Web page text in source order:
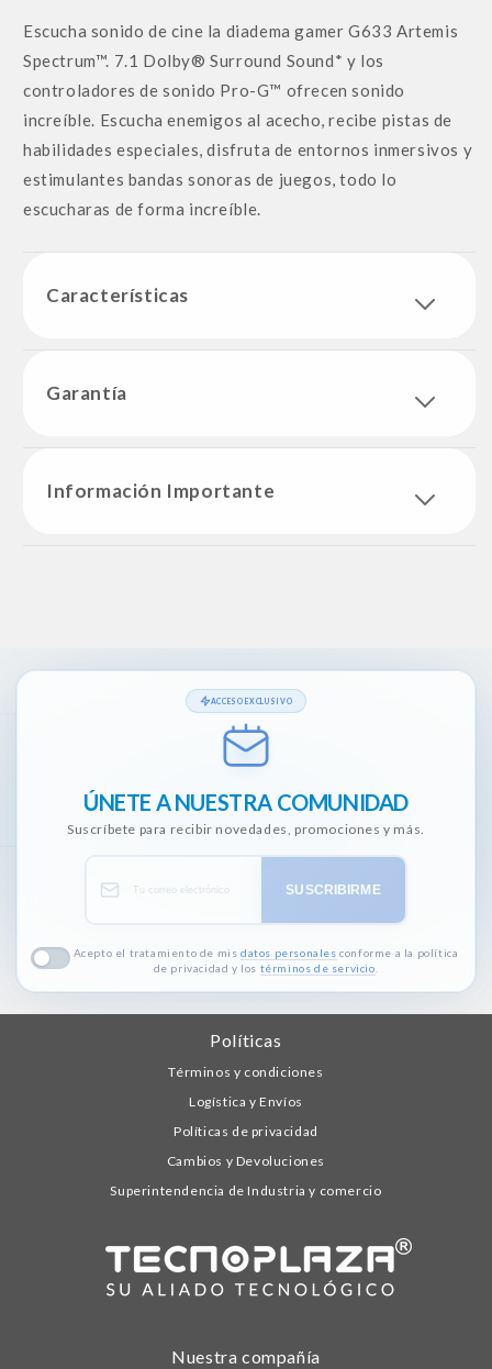
Escucha sonido de cine la diadema gamer G633 Artemis
Spectrum™. 7.1 Dolby® Surround Sound* y los
controladores de sonido Pro-G™ ofrecen sonido
increíble. Escucha enemigos al acecho, recibe pistas de
habilidades especiales, disfruta de entornos inmersivos y
estimulantes bandas sonoras de juegos, todo lo
escucharas de forma increíble.
Características
Garantía
Información Importante
ACCESO EXCLUSIVO
ÚNETE A NUESTRA COMUNIDAD
Suscríbete para recibir novedades, promociones y más.
SUSCRIBIRME
Acepto el tratamiento de mis datos personales conforme a la política
de privacidad y los términos de servicio
Políticas
Términos y condiciones
Logística y Envíos
Políticas de privacidad
Cambios y Devoluciones
Superintendencia de Industria y comercio
Nuestra compañía